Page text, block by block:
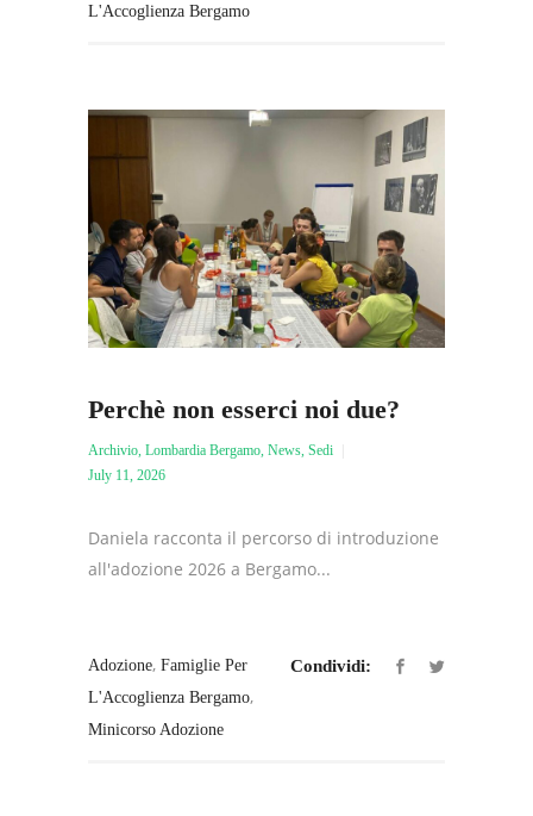
L'Accoglienza Bergamo
Perchè non esserci noi due?
Archivio Lombardia Bergamo News Sedi
July 11, 2026
Daniela racconta il percorso di introduzione
all'adozione 2026 a Bergamo...
Adozione, Famiglie Per
L'Accoglienza Bergamo,
Minicorso Adozione
Condividi: